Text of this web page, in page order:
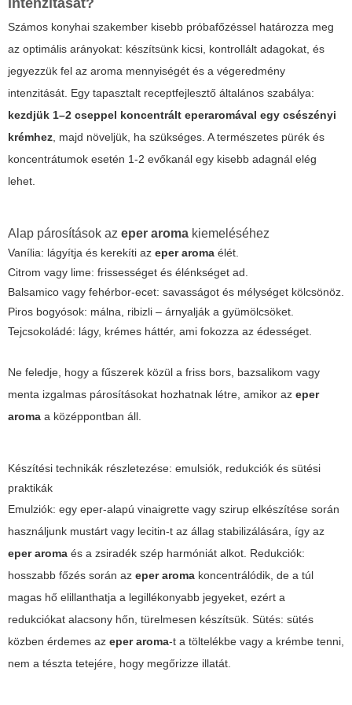
intenzitását?
Számos konyhai szakember kisebb próbafőzéssel határozza meg
az optimális arányokat: készítsünk kicsi, kontrollált adagokat, és
jegyezzük fel az aroma mennyiségét és a végeredmény
intenzitását. Egy tapasztalt receptfejlesztő általános szabálya:
kezdjük 1–2 cseppel koncentrált eperaromával egy csészényi
krémhez, majd növeljük, ha szükséges. A természetes pürék és
koncentrátumok esetén 1-2 evőkanál egy kisebb adagnál elég
lehet.
Alap párosítások az eper aroma kiemeléséhez
Vanília: lágyítja és kerekíti az eper aroma élét.
Citrom vagy lime: frissességet és élénkséget ad.
Balsamico vagy fehérbor-ecet: savasságot és mélységet kölcsönöz.
Piros bogyósok: málna, ribizli – árnyalják a gyümölcsöket.
Tejcsokoládé: lágy, krémes háttér, ami fokozza az édességet.
Ne feledje, hogy a fűszerek közül a friss bors, bazsalikom vagy
menta izgalmas párosításokat hozhatnak létre, amikor az eper
aroma a középpontban áll.
Készítési technikák részletezése: emulsiók, redukciók és sütési
praktikák
Emulziók: egy eper-alapú vinaigrette vagy szirup elkészítése során
használjunk mustárt vagy lecitin-t az állag stabilizálására, így az
eper aroma és a zsiradék szép harmóniát alkot. Redukciók:
hosszabb főzés során az eper aroma koncentrálódik, de a túl
magas hő elillanthatja a legillékonyabb jegyeket, ezért a
redukciókat alacsony hőn, türelmesen készítsük. Sütés: sütés
közben érdemes az eper aroma-t a töltelékbe vagy a krémbe tenni,
nem a tészta tetejére, hogy megőrizze illatát.